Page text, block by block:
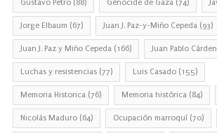
Gustavo Petro (88) Génocide de Gaza (74)
Jorge Elbaum (67) Juan J. Paz-y-Miño Cepeda (93)
Juan J. Paz y Miño Cepeda (166) Juan Pablo
Luchas y resistencias (77) Luis Casado (155)
Memoria Historica (76) Memoria histórica (84)
Nicolás Maduro (64) Ocupación marroquí (70)